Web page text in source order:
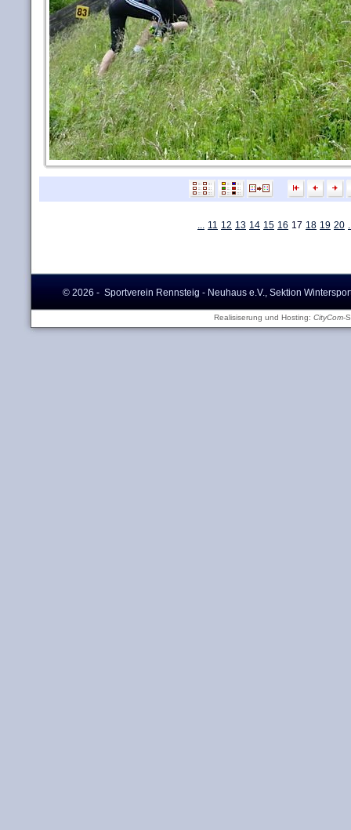
... 11 12 13 14 15 16 17 18 19 20
© 2026 - Sportverein Rennsteig - Neuhaus e.V., Sektion
Realisiserung und Hosting: CityCom-